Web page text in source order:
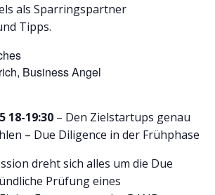
als Sparringspartner
Tipps.
Business Angel
18-19:30 – Den Zielstartups genau
– Due Diligence in der Frühphase
dreht sich alles um die Due
Prüfung eines